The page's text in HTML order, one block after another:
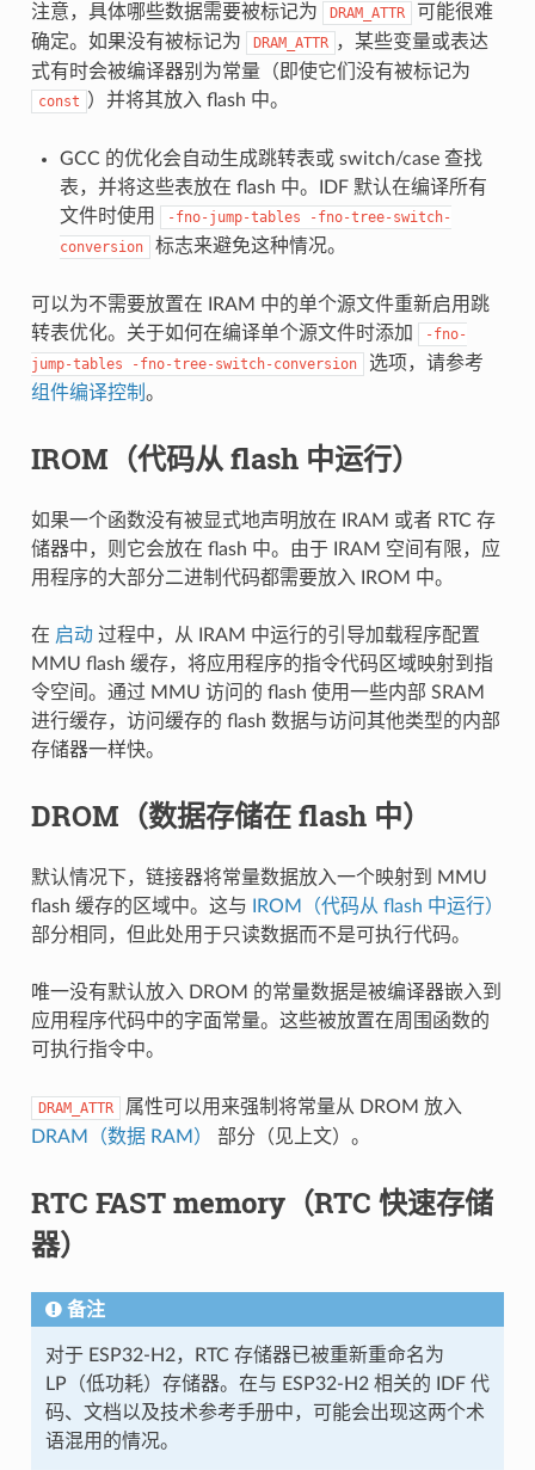
注意，具体哪些数据需要被标记为 DRAM_ATTR
可能很难
确定。如果没有被标记为
DRAM_ATTR ，某些变量或表达
式有时会被编译器别为常量（即使它们没有被标记为
const ）并将其放入 flash 中。
GCC 的优化会自动生成跳转表或 switch/case 查找
表，并将这些表放在 flash 中。IDF 默认在编译所有
文件时使用
-fno-jump-tables
-fno-tree-switch-
conversion
标志来避免这种情况。
可以为不需要放置在 IRAM 中的单个源文件重新启用跳
转表优化。关于如何在编译单个源文件时添加
-fno-
jump-tables
-fno-tree-switch-conversion
选项，请参考
组件编译控制 。
IROM（代码从 flash 中运行）
如果一个函数没有被显式地声明放在 IRAM 或者 RTC 存
储器中，则它会放在 flash 中。由于 IRAM 空间有限，应
用程序的大部分二进制代码都需要放入 IROM 中。
在 启动过程中，从 IRAM 中运行的引导加载程序配置
MMU flash 缓存，将应用程序的指令代码区域映射到指
令空间。通过 MMU 访问的 flash 使用一些内部 SRAM
进行缓存，访问缓存的 flash 数据与访问其他类型的内部
存储器一样快。
DROM（数据存储在 flash 中）
默认情况下，链接器将常量数据放入一个映射到 MMU
flash 缓存的区域中。这与
IROM（代码从 flash 中运行）
部分相同，但此处用于只读数据而不是可执行代码。
唯一没有默认放入 DROM 的常量数据是被编译器嵌入到
应用程序代码中的字面常量。这些被放置在周围函数的
可执行指令中。
DRAM_ATTR
属性可以用来强制将常量从 DROM 放入
DRAM（数据 RAM）
部分（见上文）。
RTC FAST memory（RTC 快速存储
器）
备注
对于 ESP32-H2，RTC 存储器已被重新重命名为
LP（低功耗）存储器。在与 ESP32-H2 相关的 IDF 代
码、文档以及技术参考手册中，可能会出现这两个术
语混用的情况。